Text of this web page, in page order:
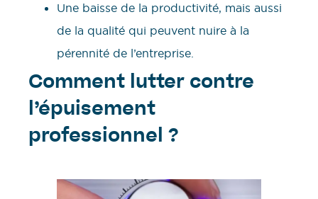
Une baisse de la productivité, mais aussi
de la qualité qui peuvent nuire à la
pérennité de l’entreprise.
Comment lutter contre
l’épuisement
professionnel ?